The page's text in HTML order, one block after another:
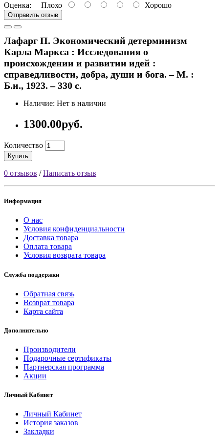
Оценка: Плохо Хорошо
Отправить отзыв
Лафарг П. Экономический детерминизм
Карла Маркса : Исследования о
происхождении и развитии идей :
справедливости, добра, души и бога. – М. :
Б.и., 1923. – 330 с.
Наличие: Нет в наличии
1300.00руб.
Количество
Купить
0 отзывов /Написать отзыв
Информация
О нас
Условия конфиденциальности
Доставка товара
Оплата товара
Условия возврата товара
Служба поддержки
Обратная связь
Возврат товара
Карта сайта
Дополнительно
Производители
Подарочные сертификаты
Партнерская программа
Акции
Личный Кабинет
Личный Кабинет
История заказов
Закладки